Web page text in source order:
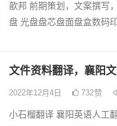
歆邦 前期策划，文案撰写
盘 光盘盘芯盘面盘盒数码
文件资料翻译，襄阳
2022年12月4日 732赞
小石榴翻译 襄阳英语人工